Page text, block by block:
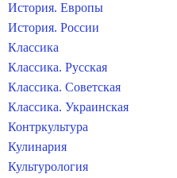
История. Европы
История. России
Классика
Классика. Русская
Классика. Советская
Классика. Украинская
Контркультура
Кулинария
Культурология